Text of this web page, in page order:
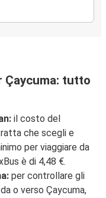
Çaycuma: tutto
il costo del
che scegli e
per viaggiare da
è di 4,48 €.
per controllare gli
o verso Çaycuma,